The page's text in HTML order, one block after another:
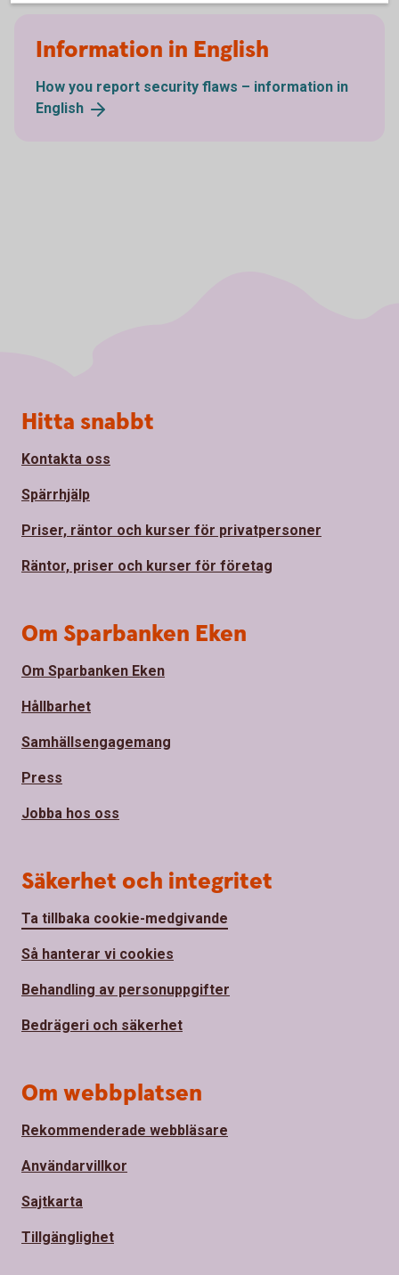
Information in English
How you report security flaws – information in
English
Sidfot
Hitta snabbt
Kontakta oss
Spärrhjälp
Priser, räntor och kurser för privatpersoner
Räntor, priser och kurser för företag
Om Sparbanken Eken
Om Sparbanken Eken
Hållbarhet
Samhällsengagemang
Press
Jobba hos oss
Säkerhet och integritet
Ta tillbaka cookie-medgivande
Så hanterar vi cookies
Behandling av personuppgifter
Bedrägeri och säkerhet
Om webbplatsen
Rekommenderade webbläsare
Användarvillkor
Sajtkarta
Tillgänglighet